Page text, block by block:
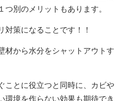
つ別のメリットもあります。
対策になることです！！
材から水分をシャットアウトす
ことに役立つと同時に、カビや
環境を作らない効果も期待でき